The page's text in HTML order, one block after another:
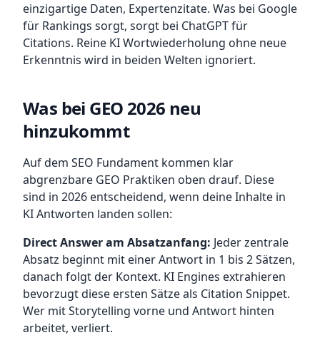
einzigartige Daten, Expertenzitate. Was bei Google
für Rankings sorgt, sorgt bei ChatGPT für
Citations. Reine KI Wortwiederholung ohne neue
Erkenntnis wird in beiden Welten ignoriert.
Was bei GEO 2026 neu
hinzukommt
Auf dem SEO Fundament kommen klar
abgrenzbare GEO Praktiken oben drauf. Diese
sind in 2026 entscheidend, wenn deine Inhalte in
KI Antworten landen sollen:
Direct Answer am Absatzanfang: Jeder zentrale
Absatz beginnt mit einer Antwort in 1 bis 2 Sätzen,
danach folgt der Kontext. KI Engines extrahieren
bevorzugt diese ersten Sätze als Citation Snippet.
Wer mit Storytelling vorne und Antwort hinten
arbeitet, verliert.